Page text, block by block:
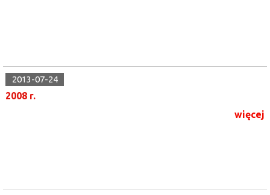
2013-07-24
2008 r.
więcej